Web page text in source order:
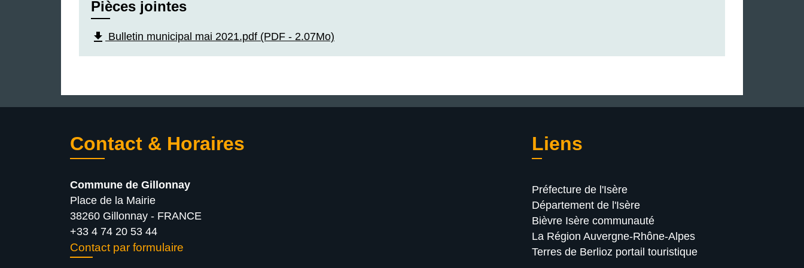
Pièces jointes
file_download Bulletin municipal mai 2021.pdf (PDF - 2.07Mo)
Contact & Horaires
Commune de Gillonnay
Place de la Mairie
38260 Gillonnay - FRANCE
+33 4 74 20 53 44
Contact par formulaire
Liens
Préfecture de l'Isère
Département de l'Isère
Bièvre Isère communauté
La Région Auvergne-Rhône-Alpes
Terres de Berlioz portail touristique